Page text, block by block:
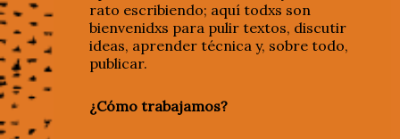
rato escribiendo; aquí todxs son
bienvenidxs para pulir textos, discutir
ideas, aprender técnica y, sobre todo,
publicar.
¿Cómo trabajamos?